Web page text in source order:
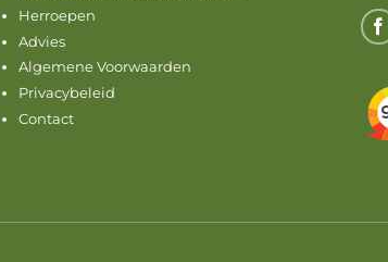
Herroepen
Advies
Algemene Voorwaarden
Privacybeleid
Contact